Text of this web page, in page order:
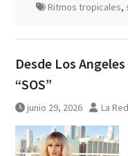
Ritmos tropicales,
Desde Los
“SOS”
junio 29, 2026 La